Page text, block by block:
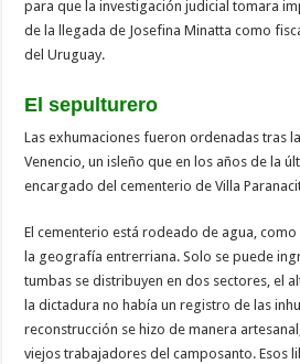
para que la investigación judicial tomara
de la llegada de Josefina Minatta como
del Uruguay.
El sepulturero
Las exhumaciones fueron ordenadas tras
Venencio, un isleño que en los años de la
encargado del cementerio de Villa
El cementerio está rodeado de agua,
la geografía entrerriana. Solo se puede
tumbas se distribuyen en dos sectores, el
la dictadura no había un registro de las
reconstrucción se hizo de manera
viejos trabajadores del camposanto. Esos